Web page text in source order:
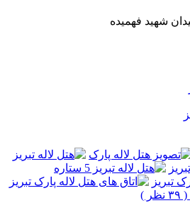
شهید فهمیده
)